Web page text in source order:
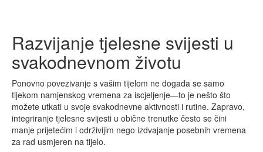
Razvijanje tjelesne svijesti u
svakodnevnom životu
Ponovno povezivanje s vašim tijelom ne događa se samo
tijekom namjenskog vremena za iscjeljenje—to je nešto što
možete utkati u svoje svakodnevne aktivnosti i rutine. Zapravo,
integriranje tjelesne svijesti u obične trenutke često se čini
manje prijetećim i održivijim nego izdvajanje posebnih vremena
za rad usmjeren na tijelo.